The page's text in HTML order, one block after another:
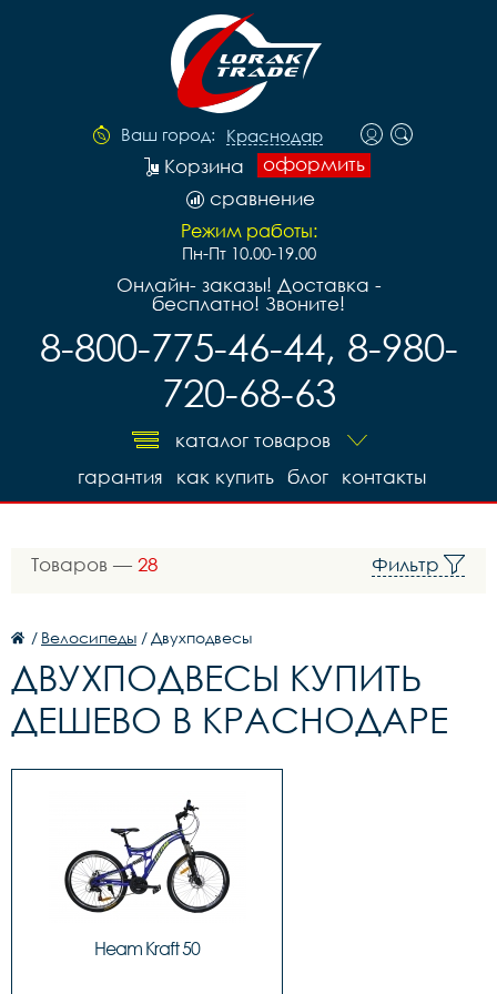
Ваш город: Краснодар
оформить
Корзина
сравнение
Режим работы:
Пн-Пт 10.00-19.00
Онлайн- заказы! Доставка -
бесплатно! Звоните!
8-800-775-46-44, 8-980-
720-68-63
каталог товаров
контакты
блог
как купить
гарантия
Товаров — 28 Фильтр
/ Велосипеды / Двухподвесы
ДВУХПОДВЕСЫ КУПИТЬ
ДЕШЕВО В КРАСНОДАРЕ
Heam Kraft 50